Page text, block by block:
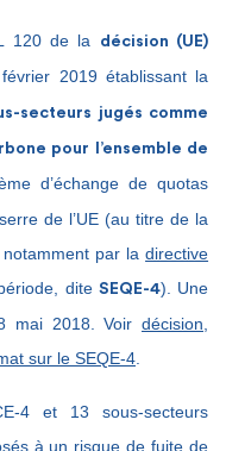
120 de la décision (UE)
2019 établissant la
secteurs jugés comme
pour l’ensemble de
d’échange de quotas
de l’UE (au titre de la
notamment par la directive
dite SEQE-4). Une
mai 2018. Voir décision
sur le SEQE-4
4 et 13 sous-secteurs
à un risque de fuite de